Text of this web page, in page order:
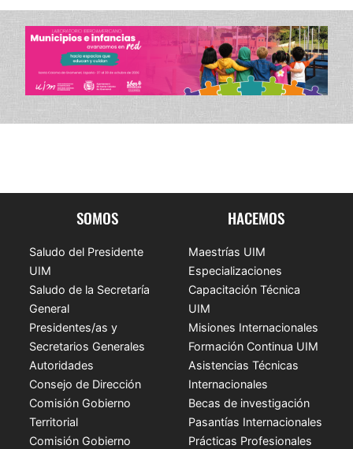
SOMOS
Saludo del Presidente
UIM
Saludo de la Secretaría
General
Presidentes/as y
Secretarios Generales
Autoridades
Consejo de Dirección
Comisión Gobierno
Territorial
Comisión Gobierno
HACEMOS
Maestrías UIM
Especializaciones
Capacitación Técnica
UIM
Misiones Internacionales
Formación Continua UIM
Asistencias Técnicas
Internacionales
Becas de investigación
Pasantías Internacionales
Prácticas Profesionales